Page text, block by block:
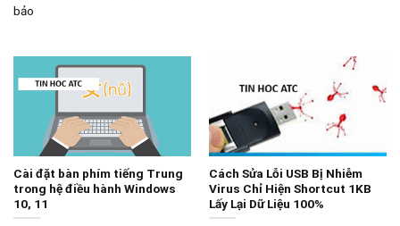
bảo
Cài đặt bàn phím tiếng Trung
trong hệ điều hành Windows
10, 11
Cách Sửa Lỗi USB Bị Nhiễm
Virus Chỉ Hiện Shortcut 1KB
Lấy Lại Dữ Liệu 100%